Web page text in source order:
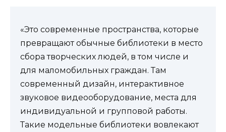
«Это современные пространства, которые
превращают обычные библиотеки в место
сбора творческих людей, в том числе и
для маломобильных граждан. Там
современный дизайн, интерактивное
звуковое видеооборудование, места для
индивидуальной и групповой работы.
Такие модельные библиотеки вовлекают